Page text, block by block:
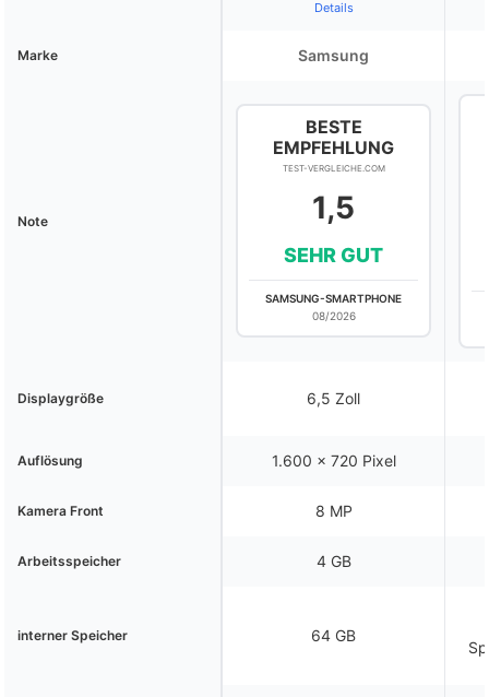
Details
Marke Samsung
Note
BESTE
EMPFEHLUNG
TEST-VERGLEICHE.COM
1,5
SEHR GUT
SAMSUNG-SMARTPHONE
08/2026
Displaygröße 6,5 Zoll
Auflösung 1.600 x 720 Pixel
Kamera Front 8 MP
Arbeitsspeicher 4 GB
interner Speicher 64 GB